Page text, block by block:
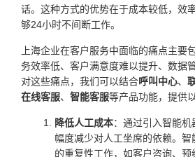
话。这种方式的优势在于成本较低，效
够24小时不间断工作。
上海企业在客户服务中面临的痛点主要
务效率低、客户满意度难以提升、数据
对这些痛点，我们可以结合呼叫中心、
在线客服、 智能客服等产品功能，提供
降低人工成本：通过引入智能机
幅度减少对人工坐席的依赖。
的重复性工作，如客户咨询、